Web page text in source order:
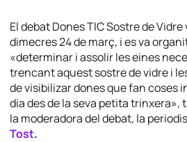
El debat Dones TIC Sostre de
dimecres 24 de març, i es va
«determinar i assolir les eines
trencant aquest sostre de vidre i
de visibilizar dones que fan coses
dia des de la seva petita trinxera»,
la moderadora del debat, la
Tost.